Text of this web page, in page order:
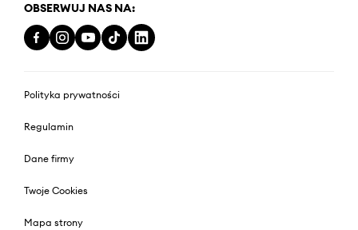
OBSERWUJ NAS NA:
Polityka prywatności
Regulamin
Dane firmy
Twoje Cookies
Mapa strony